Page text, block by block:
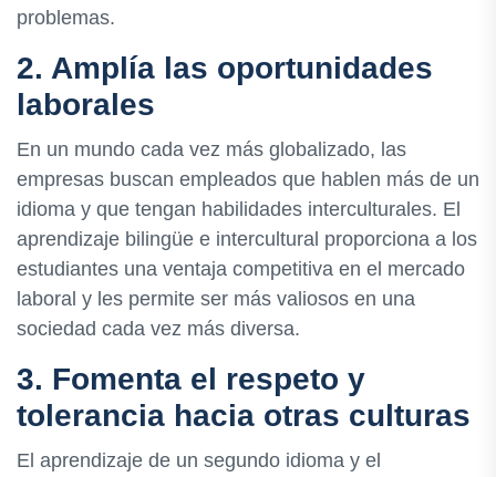
problemas.
2. Amplía las oportunidades
laborales
En un mundo cada vez más globalizado, las
empresas buscan empleados que hablen más de un
idioma y que tengan habilidades interculturales. El
aprendizaje bilingüe e intercultural proporciona a los
estudiantes una ventaja competitiva en el mercado
laboral y les permite ser más valiosos en una
sociedad cada vez más diversa.
3. Fomenta el respeto y
tolerancia hacia otras culturas
El aprendizaje de un segundo idioma y el